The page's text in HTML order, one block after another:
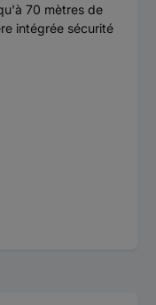
70 mètres de
intégrée sécurité